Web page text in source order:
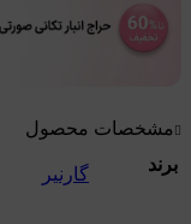
مشخصات محصول
برند
گارنیر